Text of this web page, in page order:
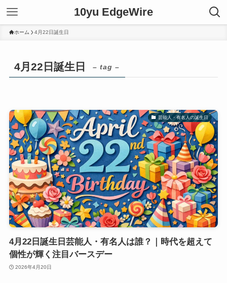
10yu EdgeWire
ホーム 4月22日誕生日
4月22日誕生日 – tag –
芸能人・有名人の誕生日
4月22日誕生日芸能人・有名人は誰？｜時代を超えて
個性が輝く注目バースデー
2026年4月20日